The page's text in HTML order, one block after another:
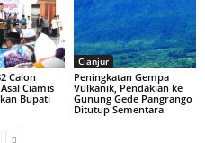
Calon
Ciamis
Bupati
Cianjur
Peningkatan Gempa
Vulkanik, Pendakian ke
Gunung Gede Pangrango
Ditutup Sementara